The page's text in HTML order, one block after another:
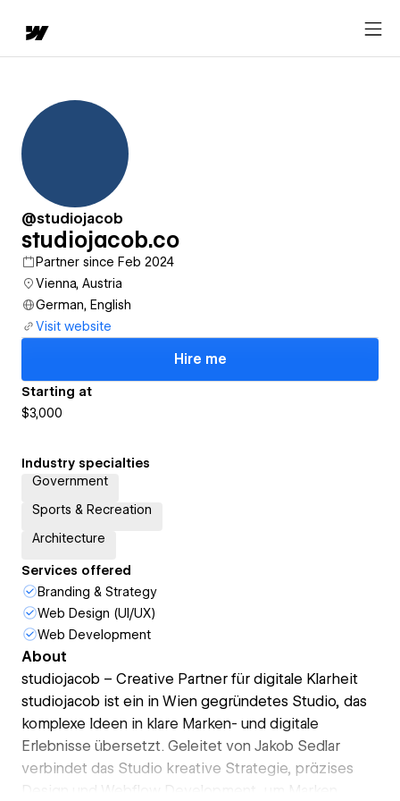
@studiojacob
studiojacob.co
Partner since Feb 2024
Vienna, Austria
German, English
Visit website
Hire me
Starting at
$3,000
Industry specialties
Government
Sports & Recreation
Architecture
Services offered
Branding & Strategy
Web Design (UI/UX)
Web Development
About
studiojacob – Creative Partner für digitale Klarheit
studiojacob ist ein in Wien gegründetes Studio, das
komplexe Ideen in klare Marken- und digitale
Erlebnisse übersetzt. Geleitet von Jakob Sedlar
verbindet das Studio kreative Strategie, präzises
Design und Webflow Development, um Marken